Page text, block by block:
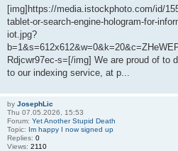
[img]https://media.istockphoto.com/id/
tablet-or-search-engine-hologram-for-
iot.jpg?
Rdjcwr97ec-s=[/img] We are proud of to
to our indexing service, at p...
by JosephLic
Thu 07.05.2026, 15:53
Forum: Yet Another Stupid Death
Topic: Im happy I now signed up
Replies: 0
Views: 2110